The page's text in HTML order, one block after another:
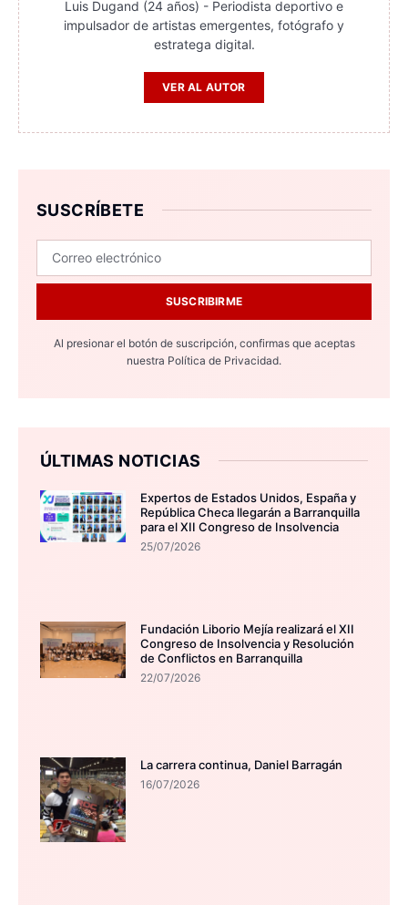
Luis Dugand (24 años) - Periodista deportivo e
impulsador de artistas emergentes, fotógrafo y
estratega digital.
VER AL AUTOR
SUSCRÍBETE
SUSCRIBIRME
Al presionar el botón de suscripción, confirmas que aceptas
nuestra Política de Privacidad.
ÚLTIMAS NOTICIAS
Expertos de Estados Unidos, España y
República Checa llegarán a Barranquilla
para el XII Congreso de Insolvencia
25/07/2026
Fundación Liborio Mejía realizará el XII
Congreso de Insolvencia y Resolución
de Conflictos en Barranquilla
22/07/2026
La carrera continua, Daniel Barragán
16/07/2026